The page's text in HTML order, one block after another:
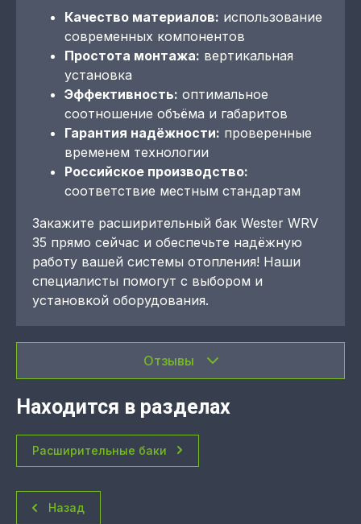
Качество материалов: использование
современных компонентов
Простота монтажа: вертикальная
установка
Эффективность: оптимальное
соотношение объёма и габаритов
Гарантия надёжности: проверенные
временем технологии
Российское производство:
соответствие местным стандартам
Закажите расширительный бак Wester WRV
35 прямо сейчас и обеспечьте надёжную
работу вашей системы отопления! Наши
специалисты помогут с выбором и
установкой оборудования.
Отзывы
Находится в разделах
Расширительные баки
Назад